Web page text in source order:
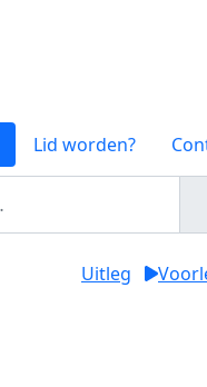
Lid worden?
Uitleg